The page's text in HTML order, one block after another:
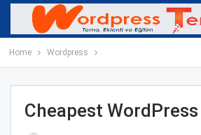
Home Wordpress
Cheapest